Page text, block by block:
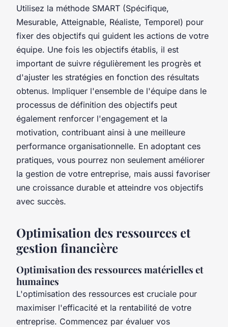
Utilisez la méthode SMART (Spécifique,
Mesurable, Atteignable, Réaliste, Temporel) pour
fixer des objectifs qui guident les actions de votre
équipe. Une fois les objectifs établis, il est
important de suivre régulièrement les progrès et
d'ajuster les stratégies en fonction des résultats
obtenus. Impliquer l'ensemble de l'équipe dans le
processus de définition des objectifs peut
également renforcer l'engagement et la
motivation, contribuant ainsi à une meilleure
performance organisationnelle. En adoptant ces
pratiques, vous pourrez non seulement améliorer
la gestion de votre entreprise, mais aussi favoriser
une croissance durable et atteindre vos objectifs
avec succès.
Optimisation des ressources et
gestion financière
Optimisation des ressources matérielles et
humaines
L'optimisation des ressources est cruciale pour
maximiser l'efficacité et la rentabilité de votre
entreprise. Commencez par évaluer vos